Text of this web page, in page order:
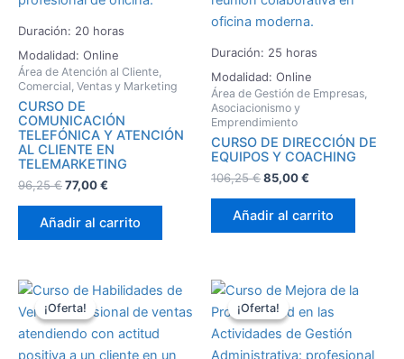
Duración: 20 horas
Modalidad: Online
Área de Atención al Cliente,
Comercial, Ventas y Marketing
CURSO DE
COMUNICACIÓN
TELEFÓNICA Y ATENCIÓN
AL CLIENTE EN
TELEMARKETING
96,25€77,00€
Añadir al carrito
Duración: 25 horas
Modalidad: Online
Área de Gestión de Empresas,
Asociacionismo y
Emprendimiento
CURSO DE DIRECCIÓN DE
EQUIPOS Y COACHING
106,25€85,00€
Añadir al carrito
¡Oferta!
¡Oferta!
El
precio
original
era:
115,00 €.
El
actual
es:
¡Oferta!
¡Oferta!
El
precio
original
era:
115,00 €.
El
actual
es:
92,00 €.